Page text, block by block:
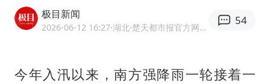
泰国校园枪击案死亡人数升至7人
27岁女子组织卖淫集团被悬赏通缉
极目新闻
2026-06-12 16:27·湖北 ·楚天都市报官方网易号
54
今年入汛以来，南方强降雨一轮接着一